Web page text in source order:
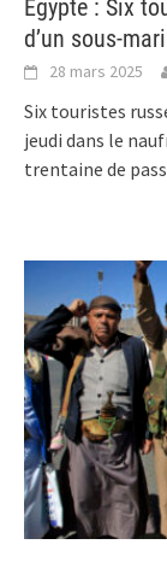
Egypte : Six
d’un sous-
28 mars 2025
Six touristes
jeudi dans le
trentaine de